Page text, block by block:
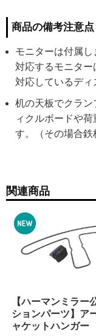
商品の備考注意点
モニターは付属し
対応するモニタ
対応しているディ
机の天板でクラ
ィクルボードや
す。（その場合鉄
関連商品
【ハーマンミラー
ションパーツ】ア
ャケットハンガー